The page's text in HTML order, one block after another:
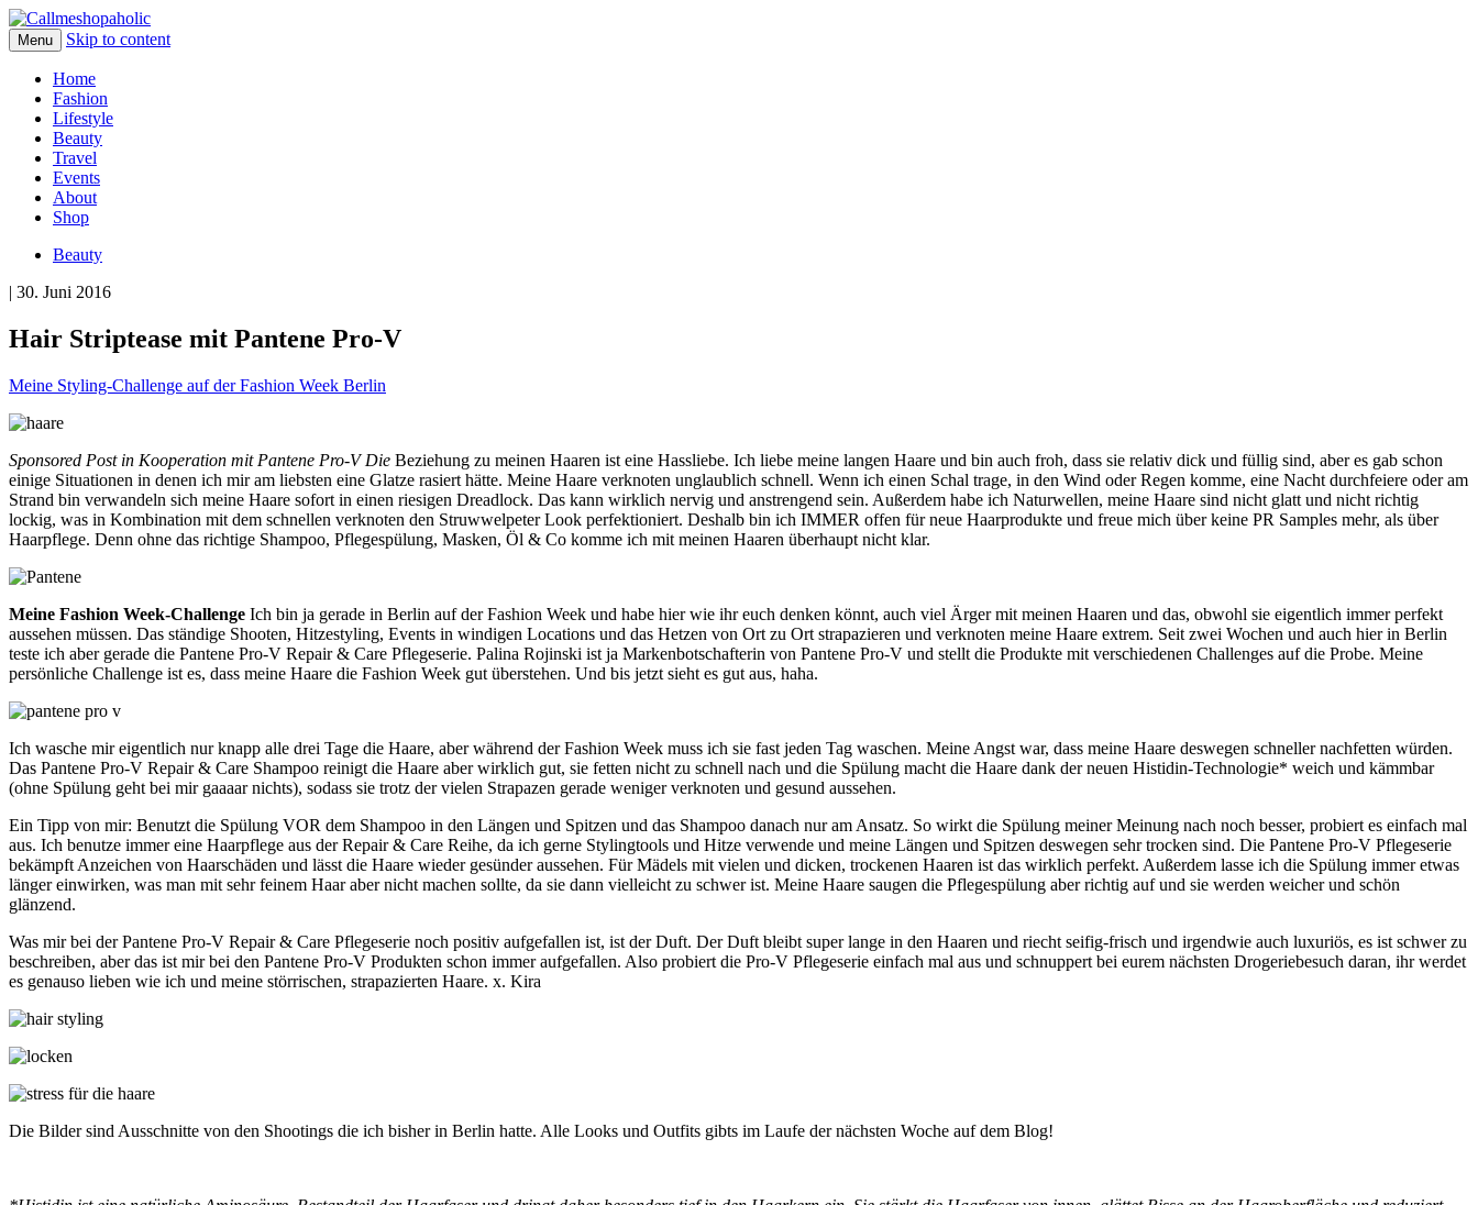
Menu Skip to content
Home
Fashion
Lifestyle
Beauty
Travel
Events
About
Shop
Beauty
| 30. Juni 2016
Hair Striptease mit Pantene Pro-V
Meine Styling-Challenge auf der Fashion Week Berlin
Sponsored Post in Kooperation mit Pantene Pro-VDie Beziehung zu meinen Haaren ist eine Hassliebe. Ich liebe meine langen Haare und bin auch froh, dass sie relativ dick und füllig sind, aber es gab schon
einige Situationen in denen ich mir am liebsten eine Glatze rasiert hätte. Meine Haare verknoten unglaublich schnell. Wenn ich einen Schal trage, in den Wind oder Regen komme, eine Nacht durchfeiere oder am
Strand bin verwandeln sich meine Haare sofort in einen riesigen Dreadlock. Das kann wirklich nervig und anstrengend sein. Außerdem habe ich Naturwellen, meine Haare sind nicht glatt und nicht richtig
lockig, was in Kombination mit dem schnellen verknoten den Struwwelpeter Look perfektioniert. Deshalb bin ich IMMER offen für neue Haarprodukte und freue mich über keine PR Samples mehr, als über
Haarpflege. Denn ohne das richtige Shampoo, Pflegespülung, Masken, Öl & Co komme ich mit meinen Haaren überhaupt nicht klar.
Meine Fashion Week-Challenge Ich bin ja gerade in Berlin auf der Fashion Week und habe hier wie ihr euch denken könnt, auch viel Ärger mit meinen Haaren und das, obwohl sie eigentlich immer perfekt
aussehen müssen. Das ständige Shooten, Hitzestyling, Events in windigen Locations und das Hetzen von Ort zu Ort strapazieren und verknoten meine Haare extrem. Seit zwei Wochen und auch hier in Berlin
teste ich aber gerade die Pantene Pro-V Repair & Care Pflegeserie. Palina Rojinski ist ja Markenbotschafterin von Pantene Pro-V und stellt die Produkte mit verschiedenen Challenges auf die Probe. Meine
persönliche Challenge ist es, dass meine Haare die Fashion Week gut überstehen. Und bis jetzt sieht es gut aus, haha.
Ich wasche mir eigentlich nur knapp alle drei Tage die Haare, aber während der Fashion Week muss ich sie fast jeden Tag waschen. Meine Angst war, dass meine Haare deswegen schneller nachfetten würden.
Das Pantene Pro-V Repair & Care Shampoo reinigt die Haare aber wirklich gut, sie fetten nicht zu schnell nach und die Spülung macht die Haare dank der neuen Histidin-Technologie* weich und kämmbar
(ohne Spülung geht bei mir gaaaar nichts), sodass sie trotz der vielen Strapazen gerade weniger verknoten und gesund aussehen.
Ein Tipp von mir: Benutzt die Spülung VOR dem Shampoo in den Längen und Spitzen und das Shampoo danach nur am Ansatz. So wirkt die Spülung meiner Meinung nach noch besser, probiert es einfach mal
aus. Ich benutze immer eine Haarpflege aus der Repair & Care Reihe, da ich gerne Stylingtools und Hitze verwende und meine Längen und Spitzen deswegen sehr trocken sind. Die Pantene Pro-V Pflegeserie
bekämpft Anzeichen von Haarschäden und lässt die Haare wieder gesünder aussehen. Für Mädels mit vielen und dicken, trockenen Haaren ist das wirklich perfekt. Außerdem lasse ich die Spülung immer etwas
länger einwirken, was man mit sehr feinem Haar aber nicht machen sollte, da sie dann vielleicht zu schwer ist. Meine Haare saugen die Pflegespülung aber richtig auf und sie werden weicher und schön
glänzend.
Was mir bei der Pantene Pro-V Repair & Care Pflegeserie noch positiv aufgefallen ist, ist der Duft. Der Duft bleibt super lange in den Haaren und riecht seifig-frisch und irgendwie auch luxuriös, es ist schwer zu
beschreiben, aber das ist mir bei den Pantene Pro-V Produkten schon immer aufgefallen. Also probiert die Pro-V Pflegeserie einfach mal aus und schnuppert bei eurem nächsten Drogeriebesuch daran, ihr werdet
es genauso lieben wie ich und meine störrischen, strapazierten Haare. x. Kira
Die Bilder sind Ausschnitte von den Shootings die ich bisher in Berlin hatte. Alle Looks und Outfits gibts im Laufe der nächsten Woche auf dem Blog!